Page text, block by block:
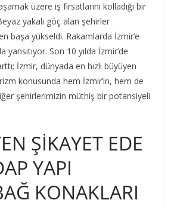
üzere iş fırsatlarını kolladığı bir
yakalı göç alan şehirler
başa yükseldi. Rakamlarda İzmir’e
yansıtıyor. Son 10 yılda İzmir’de
İzmir, dünyada en hızlı büyüyen
konusunda hem İzmir’in, hem de
şehirlerimizin müthiş bir potansiyeli
ŞİKAYET EDE
YAPI
KONAKLARI